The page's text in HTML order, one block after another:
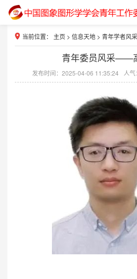
当前位置： 主页 > 信息天地 > 青年学者风采
青年委员风采——
发布时间：2025-04-06 11:35:24 人气：